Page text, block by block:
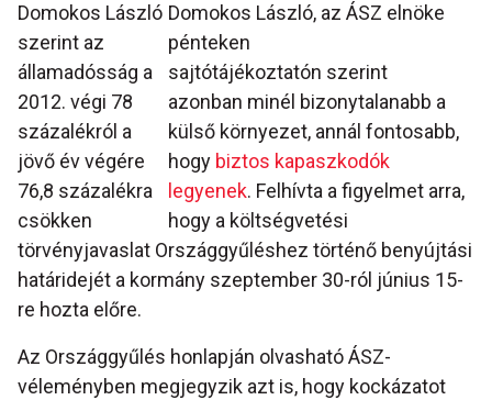
Domokos László
szerint az
államadósság a
2012. végi 78
százalékról a
jövő év végére
76,8 százalékra
csökken
Domokos László, az ÁSZ elnöke
pénteken
sajtótájékoztatón szerint
azonban minél bizonytalanabb a
külső környezet, annál fontosabb,
hogy biztos kapaszkodók
legyenek. Felhívta a figyelmet arra,
hogy a költségvetési
törvényjavaslat Országgyűléshez történő benyújtási
határidejét a kormány szeptember 30-ról június 15-
re hozta előre.
Az Országgyűlés honlapján olvasható ÁSZ-
véleményben megjegyzik azt is, hogy kockázatot